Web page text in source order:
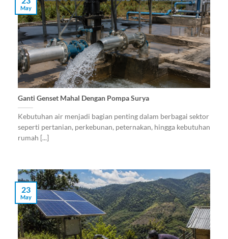
Ganti Genset Mahal Dengan Pompa Surya
Kebutuhan air menjadi bagian penting dalam berbagai sektor
seperti pertanian, perkebunan, peternakan, hingga kebutuhan
rumah [...]
May
23
May